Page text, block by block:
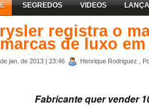
SEGREDOS VIDEOS
registra o
de luxo em
jan. de 2013 | 23:46 Henrique Rodriguez ,
Fabricante quer vender